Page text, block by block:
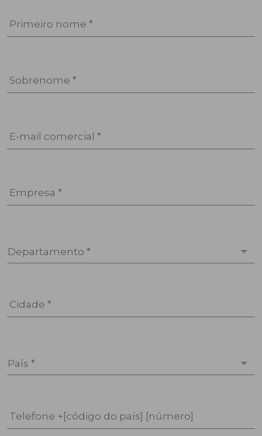
Primeiro nome *
Sobrenome *
E-mail comercial *
Empresa *
Departamento *
Cidade *
País *
Telefone +[código do país] [número]